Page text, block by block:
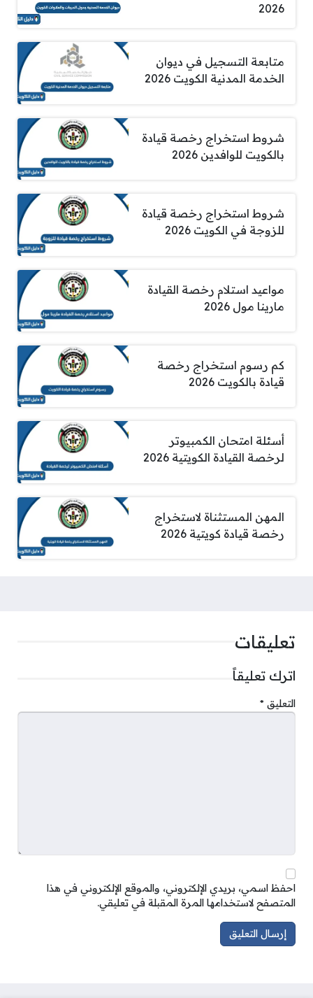
2026
متابعة التسجيل في ديوان
الخدمة المدنية الكويت 2026
شروط استخراج رخصة قيادة
بالكويت للوافدين 2026
شروط استخراج رخصة قيادة
للزوجة في الكويت 2026
مواعيد استلام رخصة القيادة
مارينا مول 2026
كم رسوم استخراج رخصة
قيادة بالكويت 2026
أسئلة امتحان الكمبيوتر
لرخصة القيادة الكويتية 2026
المهن المستثناة لاستخراج
رخصة قيادة كويتية 2026
تعليقات
اترك تعليقاً
التعليق *
احفظ اسمي، بريدي الإلكتروني، والموقع الإلكتروني في هذا
المتصفح لاستخدامها المرة المقبلة في تعليقي.